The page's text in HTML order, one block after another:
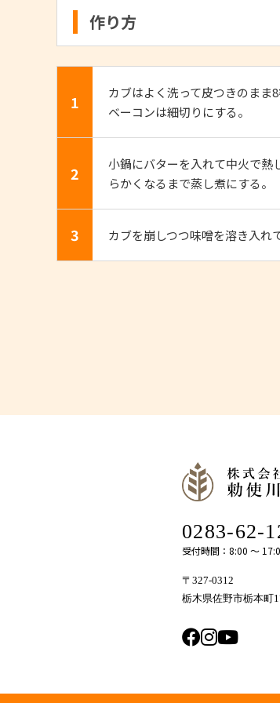
作り方
1
カブはよく洗って皮つきのまま
ベーコンは細切りにする。
2
小鍋にバターを入れて中火で
らかくなるまで蒸し煮にする。
3 カブを崩しつつ味噌を溶き入れ
0283-62-
受付時間：8:00 〜
〒327-0312
栃木県佐野市栃本町